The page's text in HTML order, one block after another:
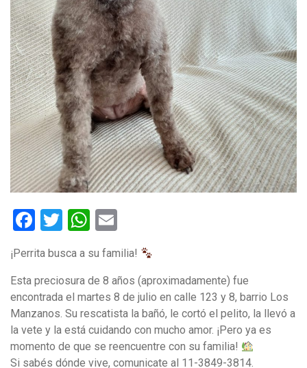
Facebook
TwitterWhatsApp
¡Perrita busca a su familia!
Esta preciosura de 8 años (aproximadamente) fue
encontrada el martes 8 de julio en calle 123 y 8, barrio Los
Manzanos. Su rescatista la bañó, le cortó el pelito, la llevó a
la vete y la está cuidando con mucho amor. ¡Pero ya es
momento de que se reencuentre con su familia!
Si sabés dónde vive, comunicate al 11-3849-3814.